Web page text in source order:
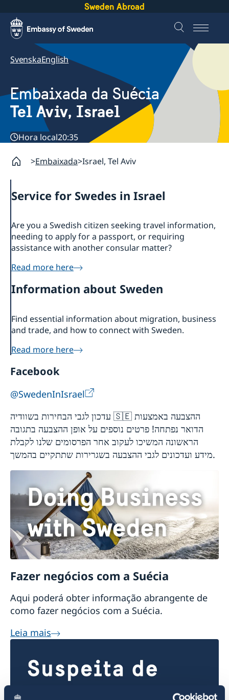
Sweden Abroad
SvenskaEnglish
Embaixada da Suécia
Tel Aviv, Israel
Hora local20:35
Embaixada Israel, Tel Aviv
Service for Swedes in Israel
Are you a Swedish citizen seeking travel information,
needing to apply for a passport, or requiring
assistance with another consular matter?
Read more here
Information about Sweden
Find essential information about migration, business
and trade, and how to connect with Sweden.
Read more here
Facebook
@SwedenInIsrael
עדכון לגבי הבחירות בשוודיה 🇸🇪 ההצבעה באמצעות
הדואר נפתחה! פרטים נוספים על אופן ההצבעה בתגובה
הראשונה המשיכו לעקוב אחר הפרסומים שלנו לקבלת
מידע ועדכונים לגבי ההצבעה בשגרירות שתתקיים בהמשך.
Fazer negócios com a Suécia
Aqui poderá obter informação abrangente de
como fazer negócios com a Suécia.
Leia mais